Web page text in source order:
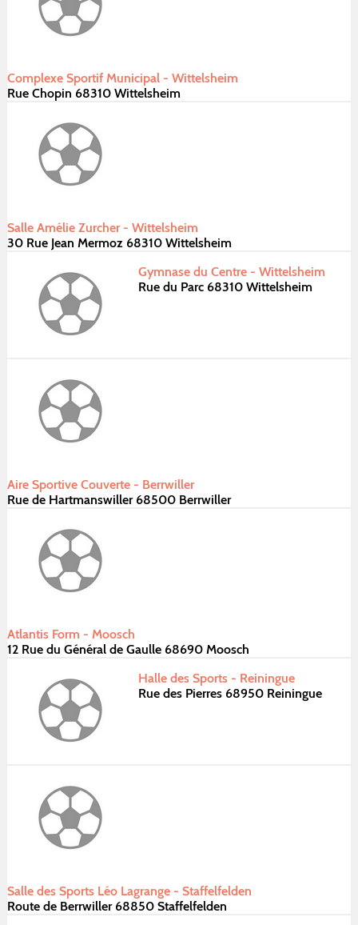
Complexe Sportif Municipal - Wittelsheim
Rue Chopin 68310 Wittelsheim
Salle Amélie Zurcher - Wittelsheim
30 Rue Jean Mermoz 68310 Wittelsheim
Gymnase du Centre - Wittelsheim
Rue du Parc 68310 Wittelsheim
Aire Sportive Couverte - Berrwiller
Rue de Hartmanswiller 68500 Berrwiller
Atlantis Form - Moosch
12 Rue du Général de Gaulle 68690 Moosch
Halle des Sports - Reiningue
Rue des Pierres 68950 Reiningue
Salle des Sports Léo Lagrange - Staffelfelden
Route de Berrwiller 68850 Staffelfelden